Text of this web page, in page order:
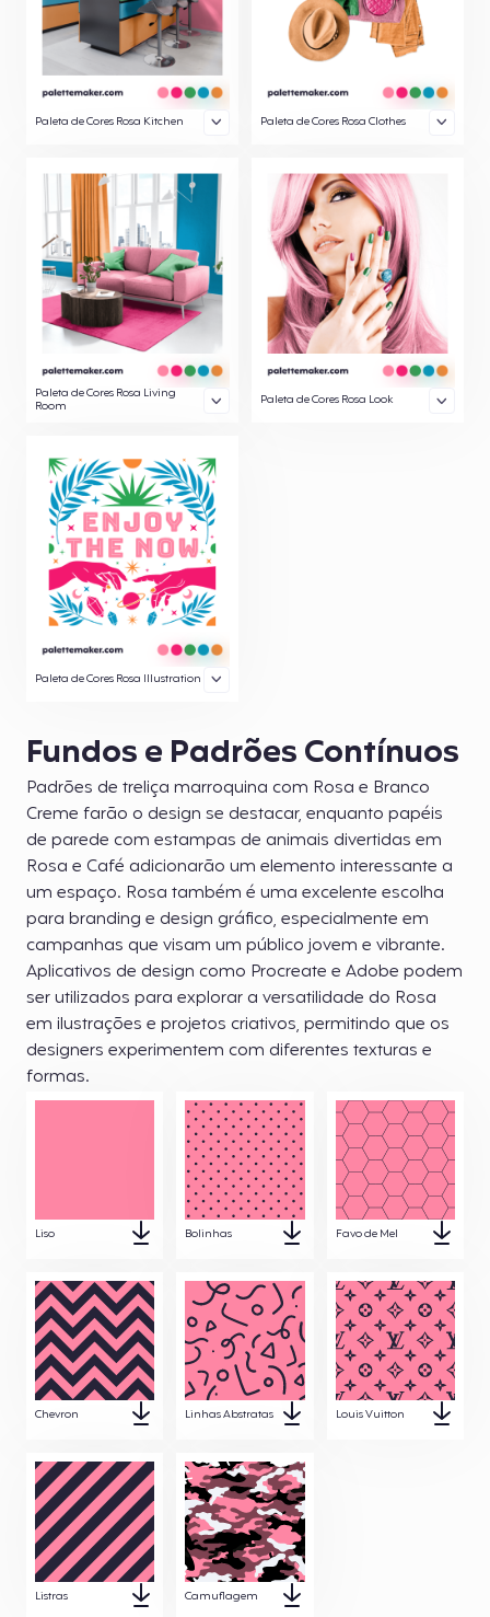
Paleta de Cores Rosa Kitchen Paleta de Cores Rosa Clothes
Paleta de Cores Rosa Living
Room
Paleta de Cores Rosa Look
Paleta de Cores Rosa Illustration
Fundos e Padrões Contínuos
Padrões de treliça marroquina com Rosa e Branco
Creme farão o design se destacar, enquanto papéis
de parede com estampas de animais divertidas em
Rosa e Café adicionarão um elemento interessante a
um espaço. Rosa também é uma excelente escolha
para branding e design gráfico, especialmente em
campanhas que visam um público jovem e vibrante.
Aplicativos de design como Procreate e Adobe podem
ser utilizados para explorar a versatilidade do Rosa
em ilustrações e projetos criativos, permitindo que os
designers experimentem com diferentes texturas e
formas.
Liso Bolinhas Favo de Mel
Chevron Linhas Abstratas Louis Vuitton
Listras Camuflagem